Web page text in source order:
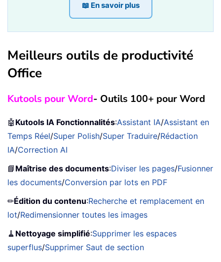
📖 En savoir plus
Meilleurs outils de productivité
Office
Kutools pour Word- Outils 100+ pour Word
🤖 Kutools IA Fonctionnalités:Assistant IA/Assistant en
Temps Réel/Super Polish/Super Traduire/Rédaction
IA/Correction AI
📘 Maîtrise des documents:Diviser les pages/Fusionner
les documents/Conversion par lots en PDF
✏Édition du contenu:Recherche et remplacement en
lot/Redimensionner toutes les images
🧹 Nettoyage simplifié:Supprimer les espaces
superflus/Supprimer Saut de section